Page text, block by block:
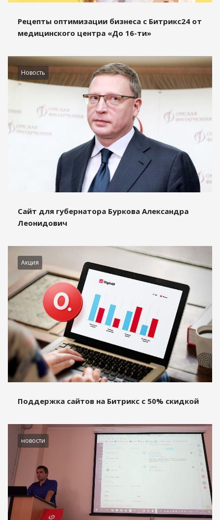
Рецепты оптимизации бизнеса с Битрикс24 от
медицинского центра «До 16-ти»
Новость
Сайт для губернатора Буркова Александра
Леонидович
Акция
Поддержка сайтов на Битрикс с 50% скидкой
новости